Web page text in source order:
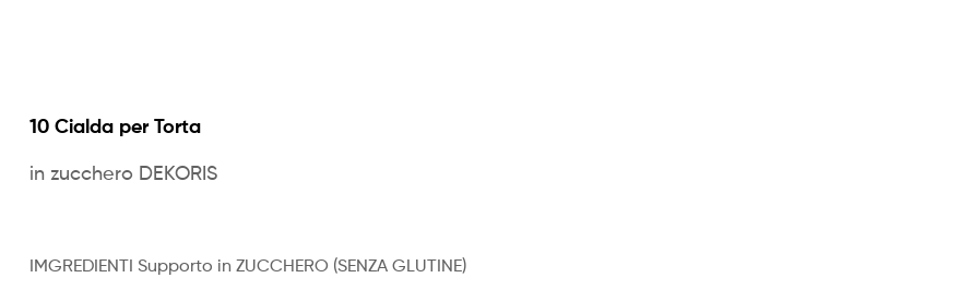
10 Cialda per Torta
in zucchero DEKORIS
IMGREDIENTI Supporto in ZUCCHERO (SENZA GLUTINE)